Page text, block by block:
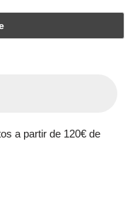
a partir de 120€ de